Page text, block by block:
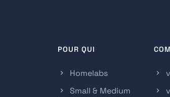
POUR QUI
Homelabs
Small & Medium